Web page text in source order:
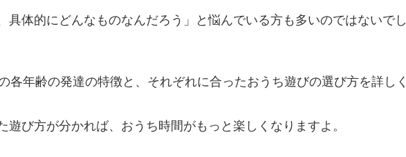
具体的にどんなものなんだろう」と悩んでいる方も多いのではないでし
各年齢の発達の特徴と、それぞれに合ったおうち遊びの選び方を詳しく
遊び方が分かれば、おうち時間がもっと楽しくなりますよ。